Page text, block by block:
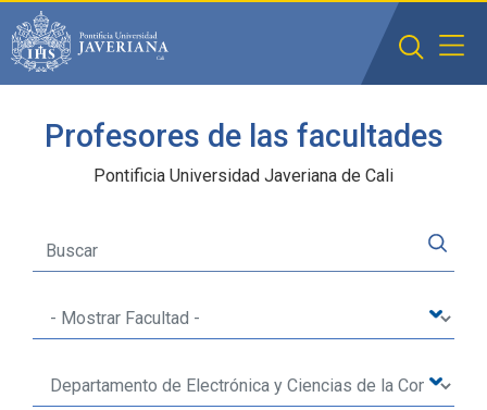
Saltar al contenido principal
Profesores de las facultades
Pontificia Universidad Javeriana de Cali